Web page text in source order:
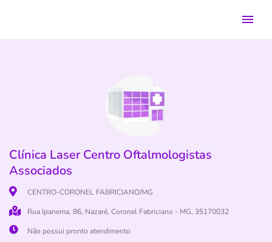
Clínica Laser Centro Oftalmologistas
Associados
CENTRO-CORONEL FABRICIANO/MG
Rua Ipanema, 86, Nazaré, Coronel Fabriciano - MG, 35170032
Não possui pronto atendimento